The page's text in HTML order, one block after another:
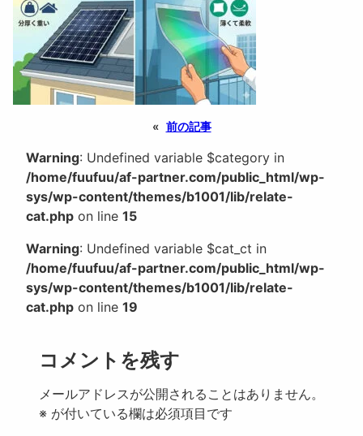
« 前の記事
Warning: Undefined variable $category in
/home/fuufuu/af-partner.com/public_html/wp-
sys/wp-content/themes/b1001/lib/relate-
cat.php on line 15
Warning: Undefined variable $cat_ct in
/home/fuufuu/af-partner.com/public_html/wp-
sys/wp-content/themes/b1001/lib/relate-
cat.php on line 19
コメントを残す
メールアドレスが公開されることはありません。
※ が付いている欄は必須項目です